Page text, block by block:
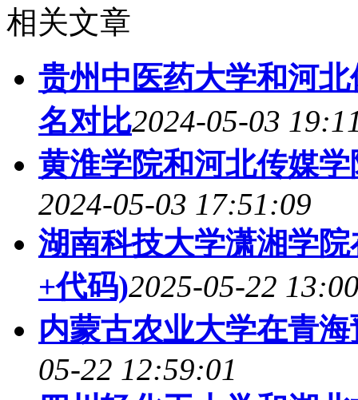
相关文章
贵州中医药大学和河
名对比2024-05-03
黄淮学院和河北传媒
2024-05-03 17:51:09
湖南科技大学潇湘学
+代码)2025-05-22
内蒙古农业大学在青
05-22 12:59:01